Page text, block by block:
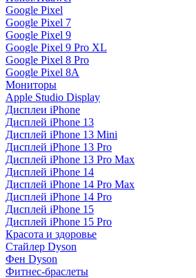
Google Pixel
Google Pixel 7
Google Pixel 9
Google Pixel 9 Pro XL
Google Pixel 8 Pro
Google Pixel 8A
Мониторы
Apple Studio Display
Дисплеи iPhone
Дисплей iPhone 13
Дисплей iPhone 13 Mini
Дисплей iPhone 13 Pro
Дисплей iPhone 13 Pro Max
Дисплей iPhone 14
Дисплей iPhone 14 Pro Max
Дисплей iPhone 14 Pro
Дисплей iPhone 15
Дисплей iPhone 15 Pro
Красота и здоровье
Стайлер Dyson
Фен Dyson
Фитнес-браслеты